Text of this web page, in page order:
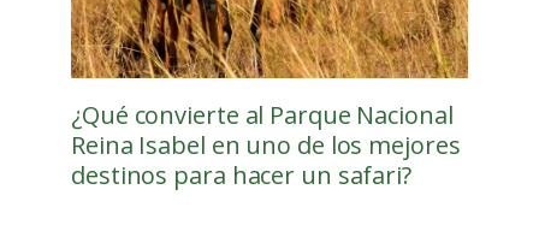
¿Qué convierte al Parque Nacional
Reina Isabel en uno de los mejores
destinos para hacer un safari?